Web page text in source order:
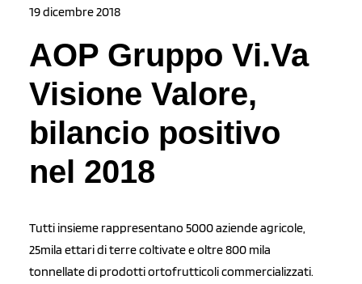
19 dicembre 2018
AOP Gruppo Vi.Va
Visione Valore,
bilancio positivo
nel 2018
Tutti insieme rappresentano 5000 aziende agricole,
25mila ettari di terre coltivate e oltre 800 mila
tonnellate di prodotti ortofrutticoli commercializzati.